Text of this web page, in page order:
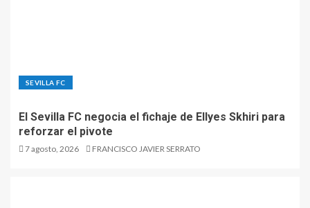
SEVILLA FC
El Sevilla FC negocia el fichaje de Ellyes Skhiri para
reforzar el pivote
7 agosto, 2026 FRANCISCO JAVIER SERRATO